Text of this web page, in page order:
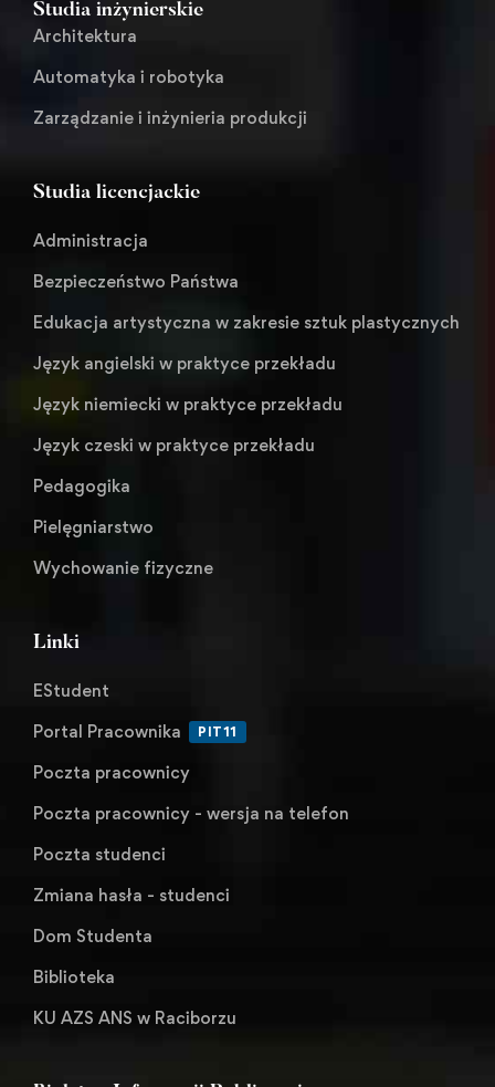
Studia inżynierskie
Architektura
Automatyka i robotyka
Zarządzanie i inżynieria produkcji
Studia licencjackie
Administracja
Bezpieczeństwo Państwa
Edukacja artystyczna w zakresie sztuk plastycznych
Język angielski w praktyce przekładu
Język niemiecki w praktyce przekładu
Język czeski w praktyce przekładu
Pedagogika
Pielęgniarstwo
Wychowanie fizyczne
Linki
EStudent
Portal Pracownika
PIT11
Poczta pracownicy
Poczta pracownicy - wersja na telefon
Poczta studenci
Zmiana hasła - studenci
Dom Studenta
Biblioteka
KU AZS ANS w Raciborzu